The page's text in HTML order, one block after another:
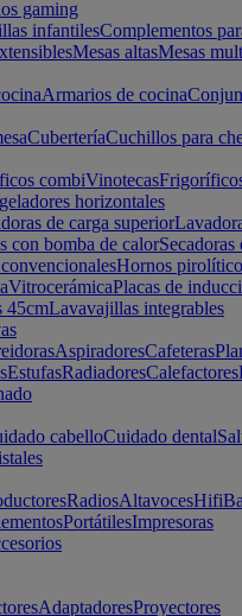
gaming
infantilesComplementos
Mesas altasMesas
Armarios de cocina
CuberteríaCuchillos para
combiVinotecas
horizontales
de carga superior
con bomba de calorSecadoras
Hornos
VitrocerámicaPlacas de
45cmLavavajillas integrables
AspiradoresCafeteras
EstufasRadiadoresCalefactores
cabelloCuidado dental
RadiosAltavocesHifi
PortátilesImpresoras
AdaptadoresProyectores